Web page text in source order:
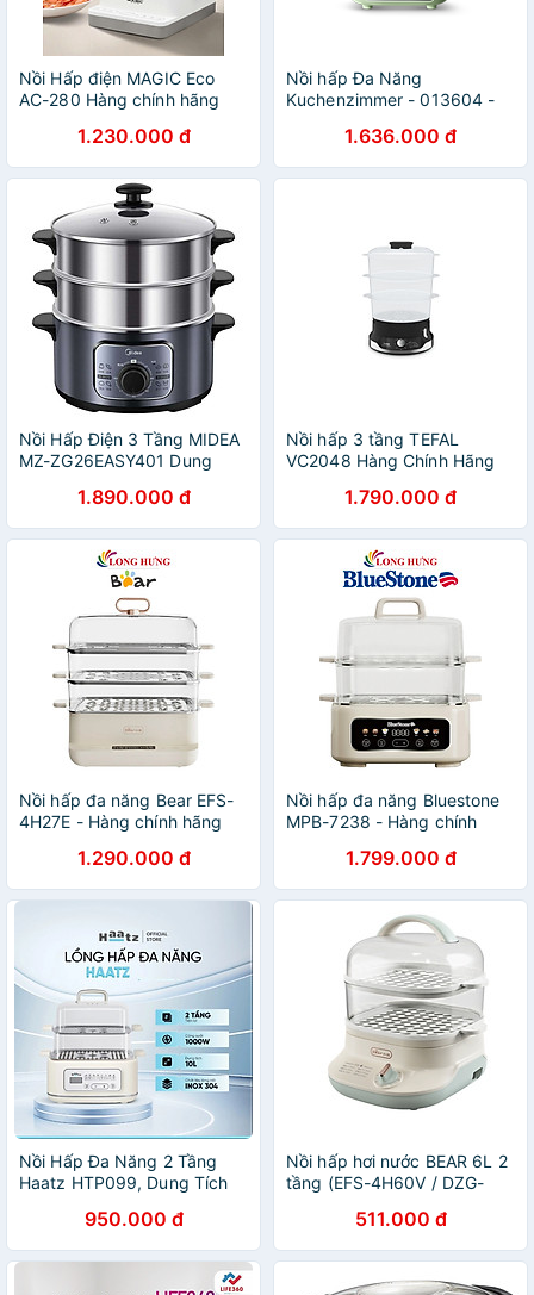
Nồi Hấp điện MAGIC Eco
AC-280 Hàng chính hãng
1.230.000 đ
Nồi hấp Đa Năng
Kuchenzimmer - 013604 -
1.636.000 đ
Nồi Hấp Điện 3 Tầng MIDEA
MZ-ZG26EASY401 Dung
1.890.000 đ
Nồi hấp 3 tầng TEFAL
VC2048 Hàng Chính Hãng
1.790.000 đ
Nồi hấp đa năng Bear EFS-
4H27E - Hàng chính hãng
1.290.000 đ
Nồi hấp đa năng Bluestone
MPB-7238 - Hàng chính
1.799.000 đ
Nồi Hấp Đa Năng 2 Tầng
Haatz HTP099, Dung Tích
Hàng Chính Hãng
950.000 đ
Nồi hấp hơi nước BEAR 6L 2
tầng (EFS-4H60V / DZG-
511.000 đ